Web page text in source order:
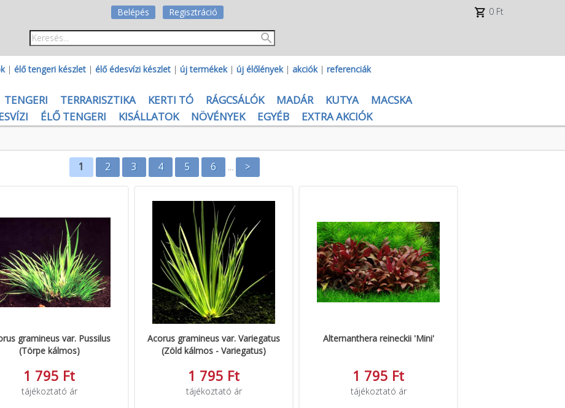
Belépés Regisztráció 0 Ft
| élő tengeri készlet | élő édesvízi készlet | új termékek| új élőlények| akciók| referenciák
TENGERI TERRARISZTIKA KERTI TÓ RÁGCSÁLÓK MADÁR KUTYA
MACSKA
ÉLŐ TENGERI KISÁLLATOK NÖVÉNYEK EGYÉB EXTRA AKCIÓK
1 2 3 4 5 6 ... >
gramineus var. Pussilus
(Törpe kálmos)
1 795 Ft
tájékoztató ár
Acorus gramineus var. Variegatus
(Zöld kálmos - Variegatus)
1 795 Ft
tájékoztató ár
Alternanthera reineckii 'Mini'
1 795 Ft
tájékoztató ár